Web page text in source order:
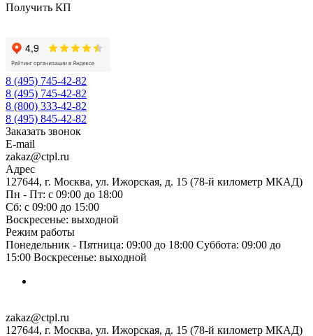
Получить КП
8 (495) 745-42-82
8 (495) 745-42-82
8 (800) 333-42-82
8 (495) 845-42-82
Заказать звонок
E-mail
zakaz@ctpl.ru
Адрес
127644, г. Москва, ул. Ижорская, д. 15 (78-й километр МКАД)
Пн - Пт: с 09:00 до 18:00
Сб: с 09:00 до 15:00
Воскресенье: выходной
Режим работы
Понедельник - Пятница: 09:00 до 18:00 Суббота: 09:00 до
15:00 Воскресенье: выходной
zakaz@ctpl.ru
127644, г. Москва, ул. Ижорская, д. 15 (78-й километр МКАД)